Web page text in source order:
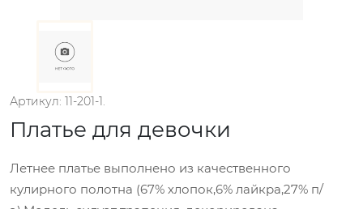
Артикул: 11-201-1.
Платье для девочки
Летнее платье выполнено из качественного
кулирного полотна (67% хлопок,6% лайкра,27% п/